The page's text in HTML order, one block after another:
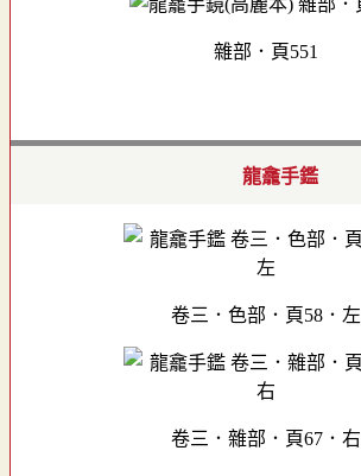
雜部．頁551
龍龕手鑑
卷三．色部．頁58．左
卷三．雜部．頁67．右